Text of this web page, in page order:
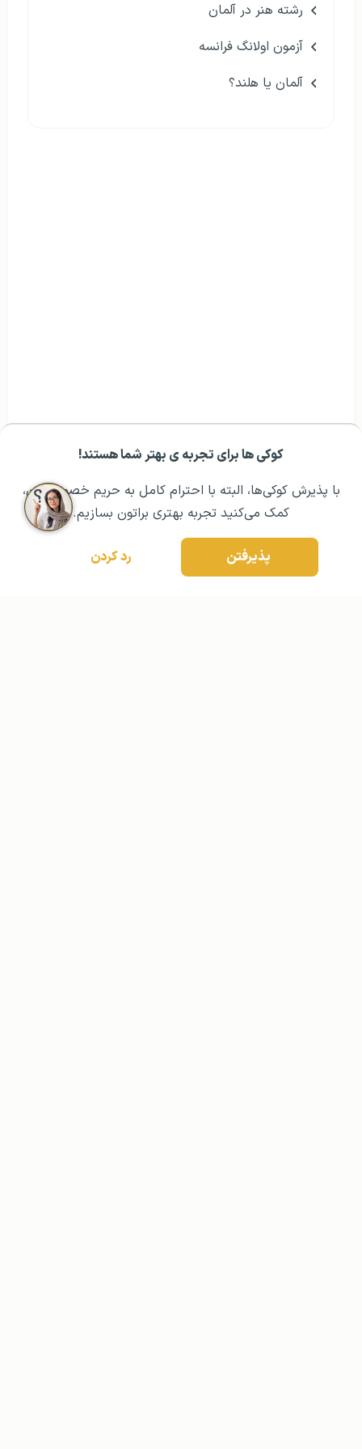
کوکی ها برای تجربه ی بهتر شما هستند!
با پذیرش کوکی‌ها، البته با احترام کامل به حریم خصوصیتون،
کمک می‌کنید تجربه بهتری براتون بسازیم.
پذیرفتن رد کردن
رشته هنر در آلمان
آزمون اولانگ فرانسه
آلمان یا هلند؟